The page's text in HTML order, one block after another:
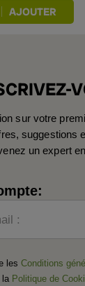
sur votre
suggestions
un expert
:
les Conditions
la Politique de